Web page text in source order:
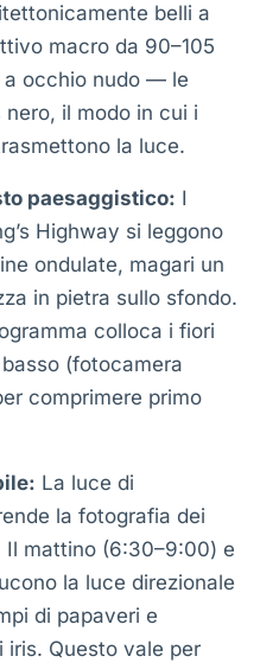
belli a
macro da 90–105
a occhio nudo — le
nero, il modo in cui i
la luce.
paesaggistico: I
Highway si leggono
ondulate, magari un
in pietra sullo sfondo.
colloca i fiori
(fotocamera
comprimere primo
La luce di
la fotografia dei
mattino (6:30–9:00) e
la luce direzionale
di papaveri e
iris. Questo vale per